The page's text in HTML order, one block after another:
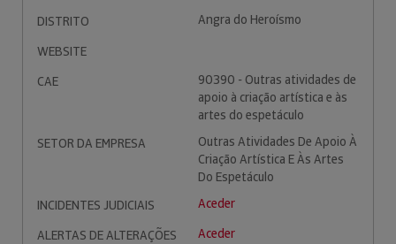
DISTRITO
Angra do Heroísmo
WEBSITE
CAE
90390 - Outras atividades de
apoio à criação artística e às
artes do espetáculo
SETOR DA EMPRESA
Outras Atividades De Apoio À
Criação Artística E Às Artes
Do Espetáculo
INCIDENTES JUDICIAIS
Aceder
ALERTAS DE ALTERAÇÕES
Aceder